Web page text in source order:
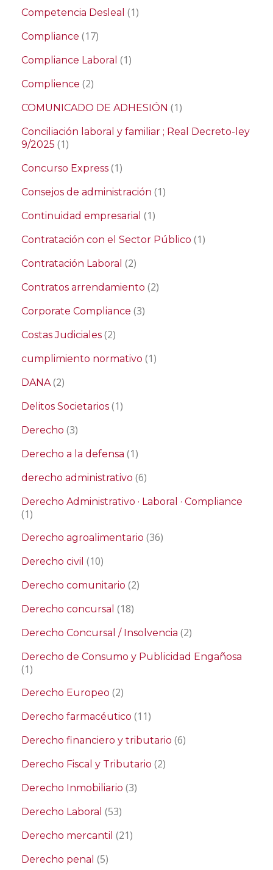
Competencia Desleal (1)
Compliance (17)
Compliance Laboral (1)
Complience (2)
COMUNICADO DE ADHESIÓN (1)
Conciliación laboral y familiar ; Real Decreto-ley
9/2025 (1)
Concurso Express (1)
Consejos de administración (1)
Continuidad empresarial (1)
Contratación con el Sector Público (1)
Contratación Laboral (2)
Contratos arrendamiento (2)
Corporate Compliance (3)
Costas Judiciales (2)
cumplimiento normativo (1)
DANA(2)
Delitos Societarios (1)
Derecho (3)
Derecho a la defensa (1)
derecho administrativo (6)
Derecho Administrativo · Laboral · Compliance
(1)
Derecho agroalimentario (36)
Derecho civil (10)
Derecho comunitario (2)
Derecho concursal (18)
Derecho Concursal / Insolvencia (2)
Derecho de Consumo y Publicidad Engañosa
(1)
Derecho Europeo (2)
Derecho farmacéutico (11)
Derecho financiero y tributario (6)
Derecho Fiscal y Tributario (2)
Derecho Inmobiliario (3)
Derecho Laboral (53)
Derecho mercantil (21)
Derecho penal (5)